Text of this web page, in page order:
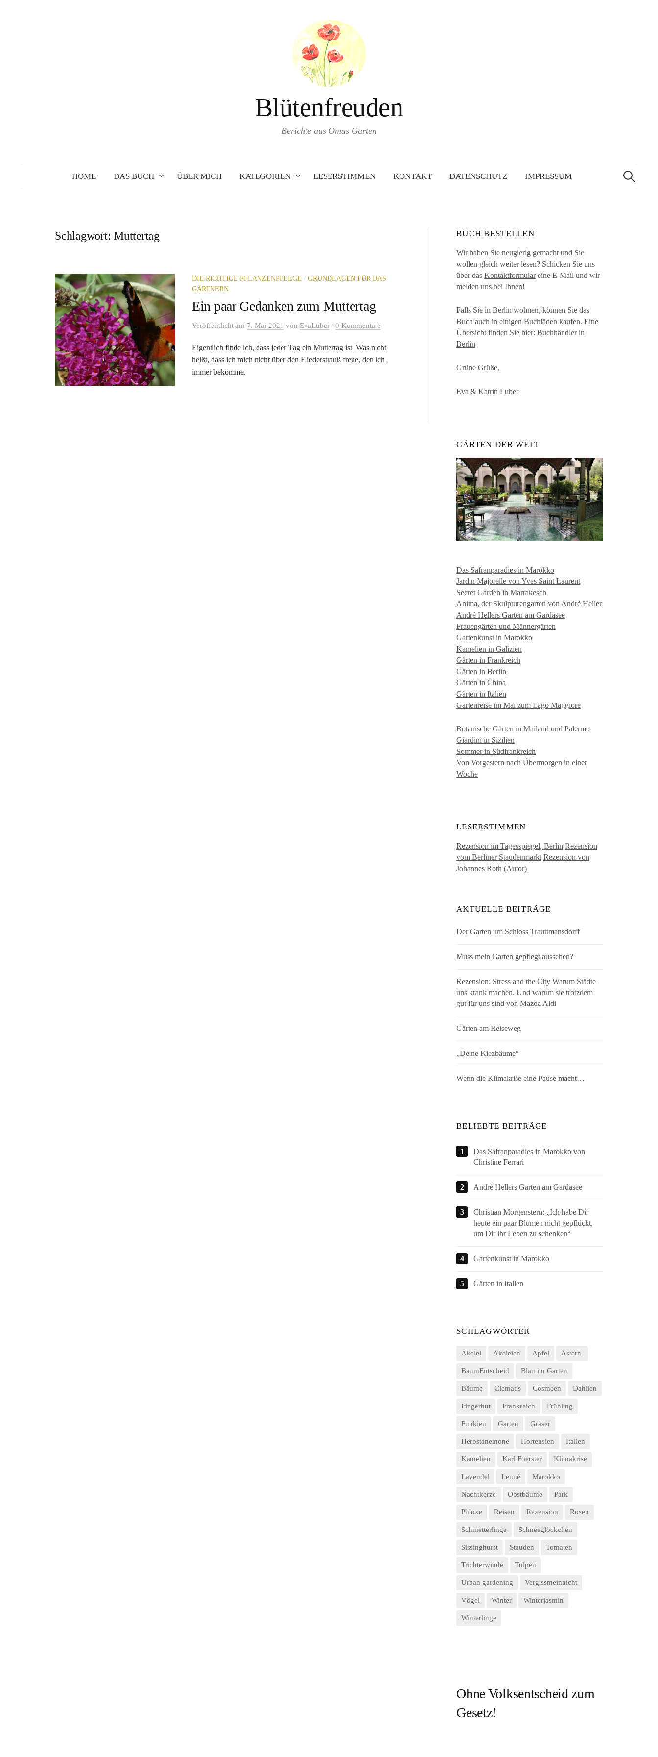
Blütenfreuden
Berichte aus Omas Garten
HOME DAS BUCH ÜBER MICH KATEGORIEN LESERSTIMMEN KONTAKT DATENSCHUTZ IMPRESSUM
Suchen
nach:
Schlagwort:Muttertag
DIE RICHTIGE PFLANZENPFLEGE / GRUNDLAGEN FÜR DAS
GÄRTNERN
Ein paar Gedanken zum Muttertag
Veröffentlicht am 7. Mai 2021 von EvaLuber / 0 Kommentare
Eigentlich finde ich, dass jeder Tag ein Muttertag ist. Was nicht
heißt, dass ich mich nicht über den Fliederstrauß freue, den ich
immer bekomme.
BUCH BESTELLEN
Wir haben Sie neugierig gemacht und Sie
wollen gleich weiter lesen? Schicken Sie uns
über dasKontaktformulareine E-Mail und wir
melden uns bei Ihnen!
Falls Sie in Berlin wohnen, können Sie das
Buch auch in einigen Buchläden kaufen. Eine
Übersicht finden Sie hier:Buchhändler in
Berlin
Grüne Grüße,
Eva & Katrin Luber
GÄRTEN DER WELT
Das Safranparadies in Marokko
Jardin Majorelle von Yves Saint Laurent
Secret Garden in Marrakesch
Anima, der Skulpturengarten von André Heller
André Hellers Garten am Gardasee
Frauengärten und Männergärten
Gartenkunst in Marokko
Kamelien in Galizien
Gärten in Frankreich
Gärten in Berlin
Gärten in China
Gärten in Italien
Gartenreise im Mai zum Lago Maggiore
Botanische Gärten in Mailand und Palermo
Giardini in Sizilien
Sommer in Südfrankreich
Von Vorgestern nach Übermorgen in einer
Woche
LESERSTIMMEN
Rezension im Tagesspiegel, Berlin Rezension
vom Berliner Staudenmarkt Rezension von
Johannes Roth (Autor)
AKTUELLE BEITRÄGE
Der Garten um Schloss Trauttmansdorff
Muss mein Garten gepflegt aussehen?
Rezension: Stress and the City Warum Städte
uns krank machen. Und warum sie trotzdem
gut für uns sind von Mazda Aldi
Gärten am Reiseweg
„Deine Kiezbäume“
Wenn die Klimakrise eine Pause macht…
BELIEBTE BEITRÄGE
Das Safranparadies in Marokko von
Christine Ferrari
André Hellers Garten am Gardasee
Christian Morgenstern: „Ich habe Dir
heute ein paar Blumen nicht gepflückt,
um Dir ihr Leben zu schenken“
Gartenkunst in Marokko
Gärten in Italien
SCHLAGWÖRTER
Akelei Akeleien Apfel Astern.
BaumEntscheid Blau im Garten
Bäume Clematis Cosmeen Dahlien
Fingerhut Frankreich Frühling
Funkien Garten Gräser
Herbstanemone Hortensien Italien
Kamelien Karl Foerster Klimakrise
Lavendel Lenné Marokko
Nachtkerze Obstbäume Park
Phloxe Reisen Rezension Rosen
Schmetterlinge Schneeglöckchen
Sissinghurst Stauden Tomaten
Trichterwinde Tulpen
Urban gardening Vergissmeinnicht
Vögel Winter Winterjasmin
Winterlinge
Ohne Volksentscheid zum
Gesetz!